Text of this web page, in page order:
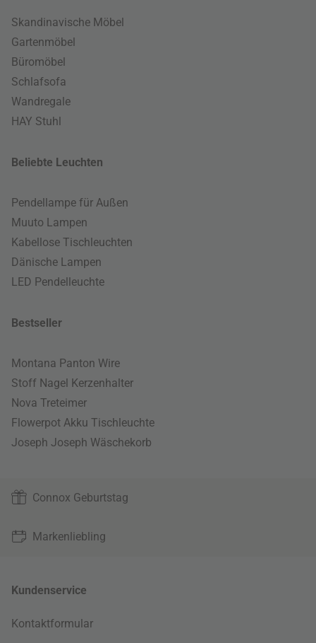
Skandinavische Möbel
Gartenmöbel
Büromöbel
Schlafsofa
Wandregale
HAY Stuhl
Beliebte Leuchten
Pendellampe für Außen
Muuto Lampen
Kabellose Tischleuchten
Dänische Lampen
LED Pendelleuchte
Bestseller
Montana Panton Wire
Stoff Nagel Kerzenhalter
Nova Treteimer
Flowerpot Akku Tischleuchte
Joseph Joseph Wäschekorb
Connox Geburtstag
Markenliebling
Kundenservice
Kontaktformular